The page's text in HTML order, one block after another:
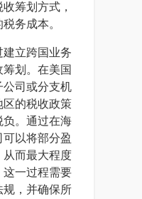
筹划方式，
务成本。
立跨国业务
划。在美国
公司或分支机
的税收政策
负。通过在海
以将部分盈
而最大程度
一过程需要
规，并确保所